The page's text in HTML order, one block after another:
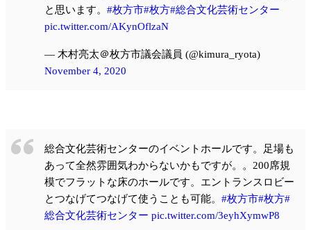
と思います。 #枚方市#枚方#総合文化芸術センター
pic.twitter.com/AKynOflzaN
— 木村亮太＠枚方市議会議員 (@kimura_ryota)
November 4, 2020
総合文化芸術センターのイベントホールです。足場も
あって全然雰囲気わからないかもですが。。200席規
模でフラットな床のホールです。エントランスロビー
とつなげてつなげて使うことも可能。 #枚方市#枚方#
総合文化芸術センター pic.twitter.com/3eyhXymwP8